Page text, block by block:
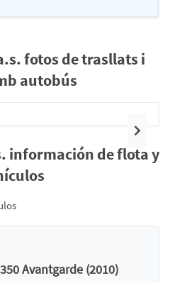
fotos de trasllats i
autobús
información de flota y
Avantgarde (2010)